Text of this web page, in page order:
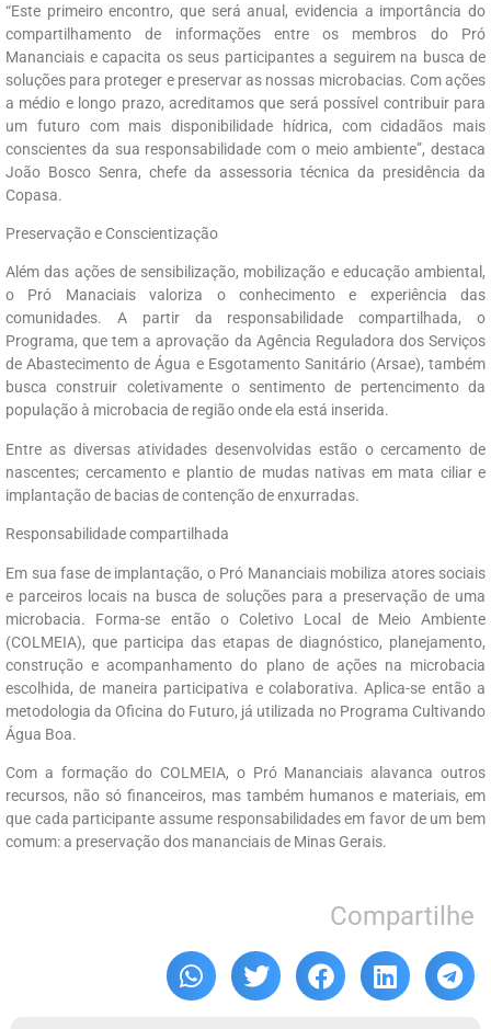
“Este primeiro encontro, que será anual, evidencia a importância do
compartilhamento de informações entre os membros do Pró
Mananciais e capacita os seus participantes a seguirem na busca de
soluções para proteger e preservar as nossas microbacias. Com ações
a médio e longo prazo, acreditamos que será possível contribuir para
um futuro com mais disponibilidade hídrica, com cidadãos mais
conscientes da sua responsabilidade com o meio ambiente”, destaca
João Bosco Senra, chefe da assessoria técnica da presidência da
Copasa.
Preservação e Conscientização
Além das ações de sensibilização, mobilização e educação ambiental,
o Pró Manaciais valoriza o conhecimento e experiência das
comunidades. A partir da responsabilidade compartilhada, o
Programa, que tem a aprovação da Agência Reguladora dos Serviços
de Abastecimento de Água e Esgotamento Sanitário (Arsae), também
busca construir coletivamente o sentimento de pertencimento da
população à microbacia de região onde ela está inserida.
Entre as diversas atividades desenvolvidas estão o cercamento de
nascentes; cercamento e plantio de mudas nativas em mata ciliar e
implantação de bacias de contenção de enxurradas.
Responsabilidade compartilhada
Em sua fase de implantação, o Pró Mananciais mobiliza atores sociais
e parceiros locais na busca de soluções para a preservação de uma
microbacia. Forma-se então o Coletivo Local de Meio Ambiente
(COLMEIA), que participa das etapas de diagnóstico, planejamento,
construção e acompanhamento do plano de ações na microbacia
escolhida, de maneira participativa e colaborativa. Aplica-se então a
metodologia da Oficina do Futuro, já utilizada no Programa Cultivando
Água Boa.
Com a formação do COLMEIA, o Pró Mananciais alavanca outros
recursos, não só financeiros, mas também humanos e materiais, em
que cada participante assume responsabilidades em favor de um bem
comum: a preservação dos mananciais de Minas Gerais.
Compartilhe